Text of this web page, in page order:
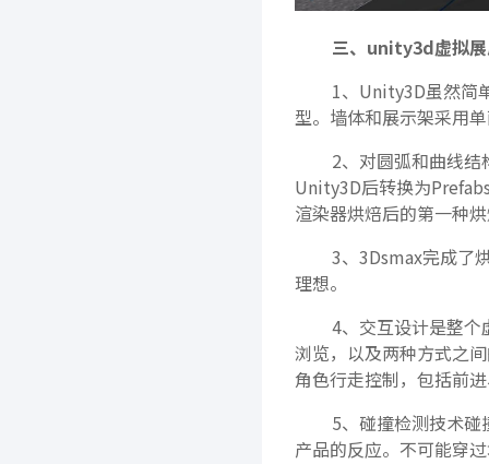
三、unity3d虚拟展
1、Unity3D虽然简
型。墙体和展示架采用
2、对圆弧和曲线结
Unity3D后转换为
渲染器烘焙后的第一种
3、3Dsmax完成了
理想。
4、交互设计是整个
浏览，以及两种方式之
角色行走控制，包括前
5、碰撞检测技术碰
产品的反应。不可能穿